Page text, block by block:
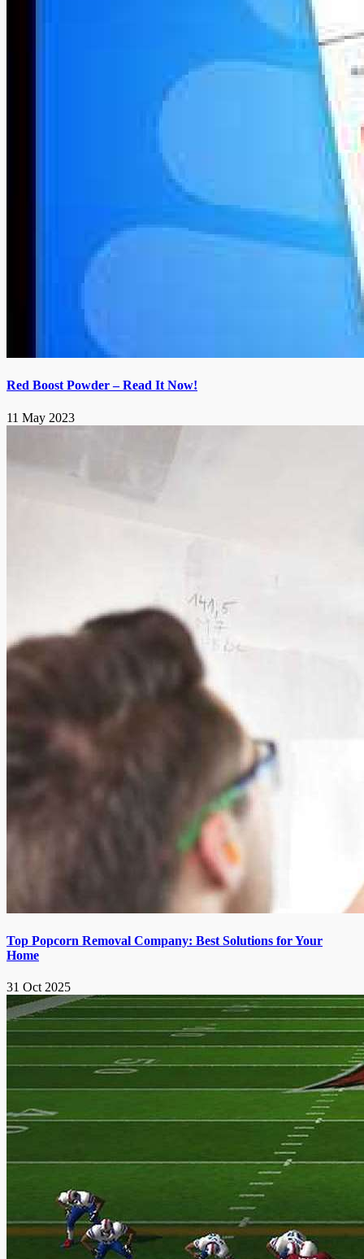
Red Boost Powder – Read It Now!
11 May 2023
Top Popcorn Removal Company: Best Solutions for Your
Home
31 Oct 2025